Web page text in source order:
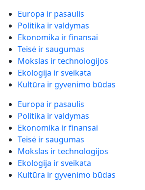
Europa ir pasaulis
Politika ir valdymas
Ekonomika ir finansai
Teisė ir saugumas
Mokslas ir technologijos
Ekologija ir sveikata
Kultūra ir gyvenimo būdas
Europa ir pasaulis
Politika ir valdymas
Ekonomika ir finansai
Teisė ir saugumas
Mokslas ir technologijos
Ekologija ir sveikata
Kultūra ir gyvenimo būdas